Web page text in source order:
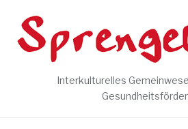
Interkulturelles